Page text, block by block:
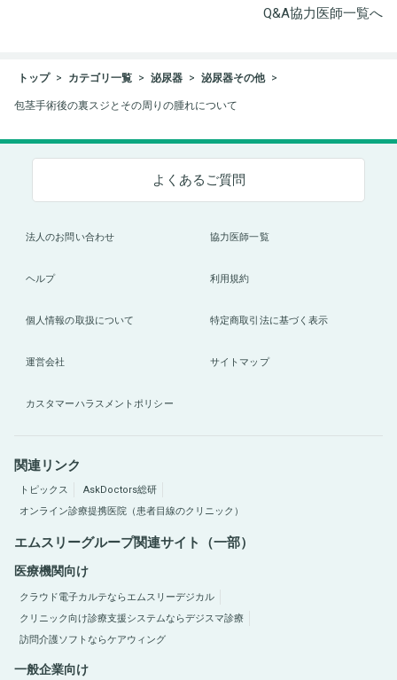
Q&A協力医師一覧へ
トップ カテゴリ一覧 泌尿器 泌尿器その他
包茎手術後の裏スジとその周りの腫れについて
よくあるご質問
法人のお問い合わせ 協力医師一覧
ヘルプ 利用規約
個人情報の取扱について 特定商取引法に基づく表示
運営会社 サイトマップ
カスタマーハラスメントポリシー
関連リンク
トピックス
AskDoctors総研
オンライン診療提携医院（患者目線のクリニック）
エムスリーグループ関連サイト（一部）
医療機関向け
クラウド電子カルテならエムスリーデジカル
クリニック向け診療支援システムならデジスマ診療
訪問介護ソフトならケアウィング
一般企業向け